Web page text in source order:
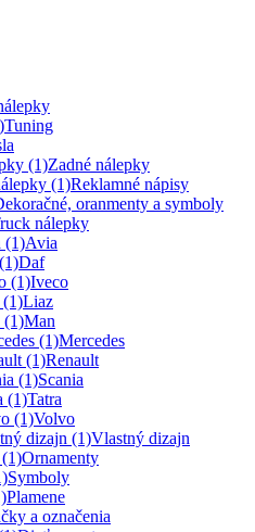
Tuning
Zadné nálepky
Reklamné nápisy
oranmenty a symboly
nálepky
Avia
Daf
Iveco
Liaz
Man
Mercedes
Renault
Scania
Tatra
Volvo
Vlastný dizajn
Ornamenty
Symboly
Plamene
a označenia